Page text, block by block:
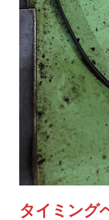
タイミング